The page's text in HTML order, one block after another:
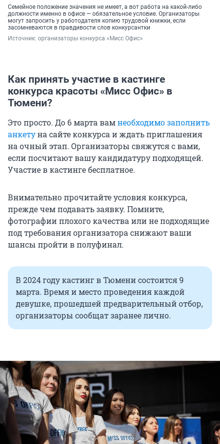
Семейное положение значения не имеет, а вот работа на какой-либо
должности именно в офисе — обязательное условие. Организаторы
могут запросить у работодателя копию трудовой книжки, если
засомневаются в правдивости слов конкурсантки
Источник: организаторы конкурса «Мисс Офис»
Как принять участие в кастинге
конкурса красоты «Мисс Офис» в
Тюмени?
Это просто. До 6 марта вамнеобходимо заполнить
анкетуна сайте конкурса и ждать приглашения
на очный этап. Организаторы свяжутся с вами,
если посчитают вашу кандидатуру подходящей.
Участие в кастинге бесплатное.
Внимательно прочитайте условия конкурса,
прежде чем подавать заявку. Помните,
фотографии плохого качества или не подходящие
под требования организатора снижают ваши
шансы пройти в полуфинал.
В 2024 году кастинг в Тюмени состоится 9
марта. Время и место проведения каждой
девушке, прошедшей предварительный отбор,
организаторы сообщат заранее лично.